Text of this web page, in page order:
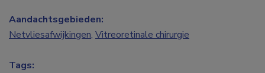
Aandachtsgebieden:
Netvliesafwijkingen, Vitreoretinale chirurgie
Tags: